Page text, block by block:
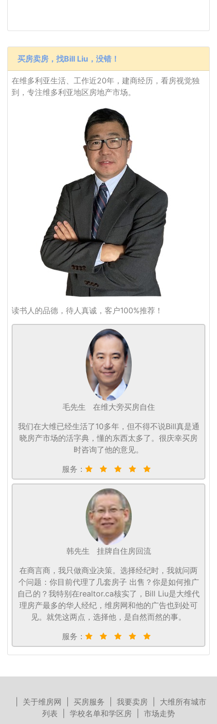
买房卖房，找Bill Liu，没错！
在维多利亚生活、工作近20年，建商经历，看房视觉独
到，专注维多利亚地区房地产市场。
读书人的品德，待人真诚，客户100%推荐！
毛先生
在维大旁买房自住
我们在大维已经生活了10多年，但不得不说Bill真是通
晓房产市场的活字典，懂的东西太多了。很庆幸买房
时咨询了他的意见。
服务：
韩先生
挂牌自住房回流
在商言商，我只做商业决策。选择经纪时，我就问两
个问题：你目前代理了几套房子 出售？你是如何推广
自己的？我特别在realtor.ca核实了，Bill Liu是大维代
理房产最多的华人经纪，维房网和他的广告也到处可
见。就凭这两点，选择他，是自然而然的事。
服务：
关于维房网 买房服务 我要卖房
大维所有城市
列表
学校名单和学区房 市场走势